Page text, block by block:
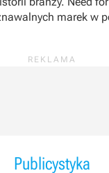
marek w
Box, EA
Publicystyka